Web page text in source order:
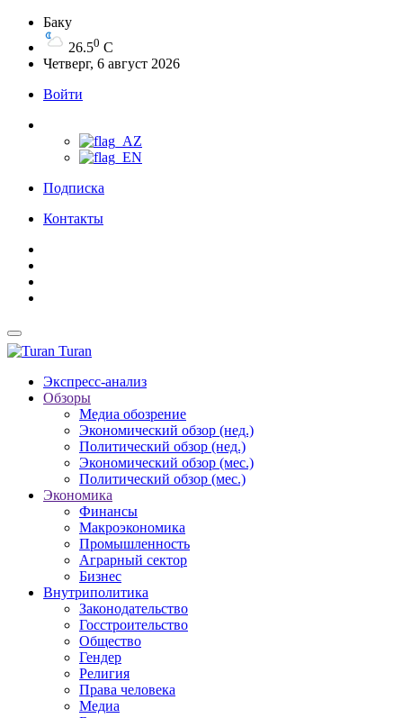
Баку
26.50 C
Четверг, 6 август 2026
Войти
Подписка
Контакты
Turan
Экспресс-анализ
Обзоры
Медиа обозрение
Экономический обзор (нед.)
Политический обзор (нед.)
Экономический обзор (мес.)
Политический обзор (мес.)
Экономика
Финансы
Макроэкономика
Промышленность
Аграрный сектор
Бизнес
Внутриполитика
Законодательство
Госстроительство
Общество
Гендер
Религия
Права человека
Медиа